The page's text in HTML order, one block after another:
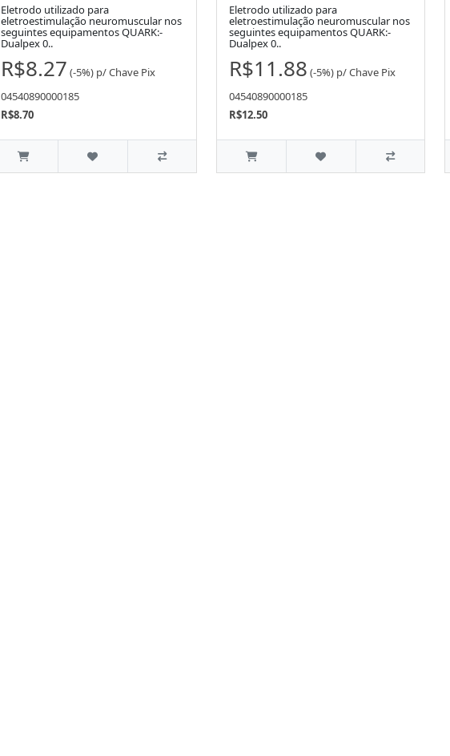
Eletrodo utilizado para
eletroestimulação neuromuscular nos
seguintes equipamentos QUARK:-
Dualpex 0..
R$8.27 (-5%) p/Chave Pix
04540890000185
R$8.70
Eletrodo utilizado para
eletroestimulação neuromuscular nos
seguintes equipamentos QUARK:-
Dualpex 0..
R$11.88 (-5%) p/Chave Pix
04540890000185
R$12.50